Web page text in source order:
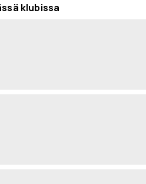
klubissa